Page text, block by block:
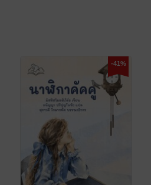
-41%